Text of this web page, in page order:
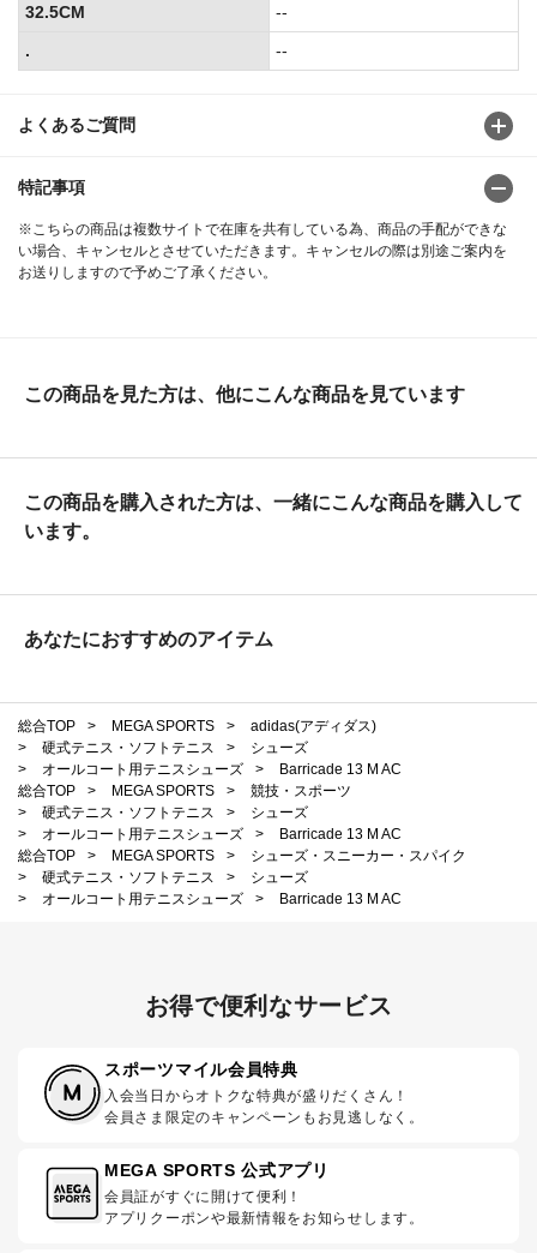
よくあるご質問
特記事項
※こちらの商品は複数サイトで在庫を共有している為、商品の手配ができな
い場合、キャンセルとさせていただきます。キャンセルの際は別途ご案内を
お送りしますので予めご了承ください。
32.5CM
--
.
--
この商品を見た方は、他にこんな商品を見ています
この商品を購入された方は、一緒にこんな商品を購入して
います。
あなたにおすすめのアイテム
総合TOP > MEGA SPORTS >
adidas(アディダス)
>
硬式テニス・ソフトテニス >
シューズ
>
オールコート用テニスシューズ >
Barricade 13 M AC
総合TOP
> MEGA SPORTS >
競技・スポーツ
>
硬式テニス・ソフトテニス >
シューズ
>
オールコート用テニスシューズ >
Barricade 13 M AC
総合TOP
> MEGA SPORTS >
シューズ・スニーカー・スパイク
>
硬式テニス・ソフトテニス >
シューズ
>
オールコート用テニスシューズ > Barricade 13 M AC
お得で便利なサービス
スポーツマイル会員特典
入会当日からオトクな特典が盛りだくさん！
会員さま限定のキャンペーンもお見逃しなく。
MEGA SPORTS 公式アプリ
会員証がすぐに開けて便利！
アプリクーポンや最新情報をお知らせします。